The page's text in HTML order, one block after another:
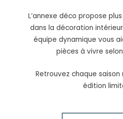
L’annexe déco propose
dans la décoration
équipe dynamique vous
pièces à vivre
Retrouvez chaque
édition